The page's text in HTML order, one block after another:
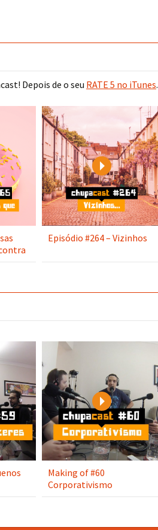
Depois de o seu RATE 5 no iTunes.
Play
Episódio #264 – Vizinhos
Play
Making of #60
Corporativismo